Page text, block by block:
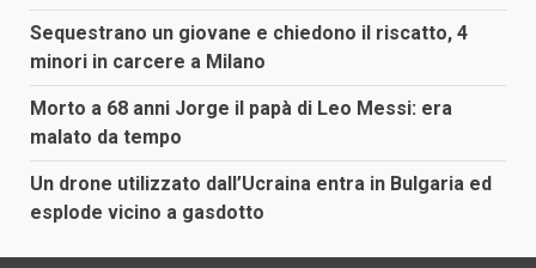
Sequestrano un giovane e chiedono il riscatto, 4
minori in carcere a Milano
Morto a 68 anni Jorge il papà di Leo Messi: era
malato da tempo
Un drone utilizzato dall’Ucraina entra in Bulgaria ed
esplode vicino a gasdotto